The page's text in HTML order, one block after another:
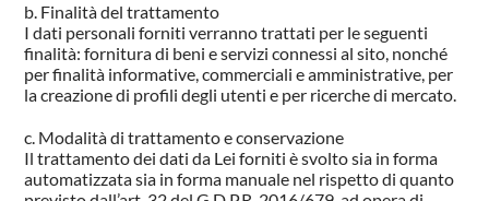
Finalità del trattamento
I dati personali forniti verranno trattati per le seguenti
finalità: fornitura di beni e servizi connessi al sito, nonché
per finalità informative, commerciali e amministrative, per
la creazione di profili degli utenti e per ricerche di mercato.
Modalità di trattamento e conservazione
Il trattamento dei dati da Lei forniti è svolto sia in forma
automatizzata sia in forma manuale nel rispetto di quanto